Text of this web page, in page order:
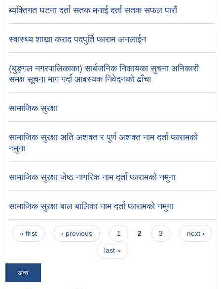
ब्यक्तिगत घटना दर्ता सतक मनाई दर्ता सतक सफल पारौं
स्वास्थ्य शाखा कराद पदपुर्ति फाराम अनलाईन
(बुङ्गल नगरपालिकाका) सार्बजनिक निकायका सुचना अनिकारी
समक्ष सूचना माग गर्दा आबस्यक निवेदनको ढाँचा
सामाजिक सुरक्षा
सामाजिक सुरक्षा अति अशक्त र पुर्ण अशक्त नाम दर्ता फारामको
नमुना
सामाजिक सुरक्षा जेष्ठ नागरिक नाम दर्ता फारामको नमुना
सामाजिक सुरक्षा बाल बालिका नाम दर्ता फारामको नमुना
Pages
« first ‹ previous 1 2 3 next ›
last »
अन्य